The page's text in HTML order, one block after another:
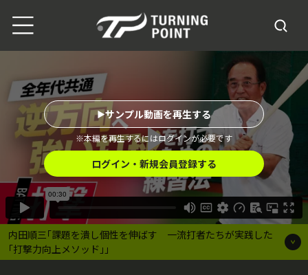
内田順三｢課題を潰し個性を伸ばす 一流打者たちが実践した
｢打撃力向上メソッド｣｣
※本編を再生するにはログインが必要です
サンプル動画を再生する
ログイン・新規会員登録する